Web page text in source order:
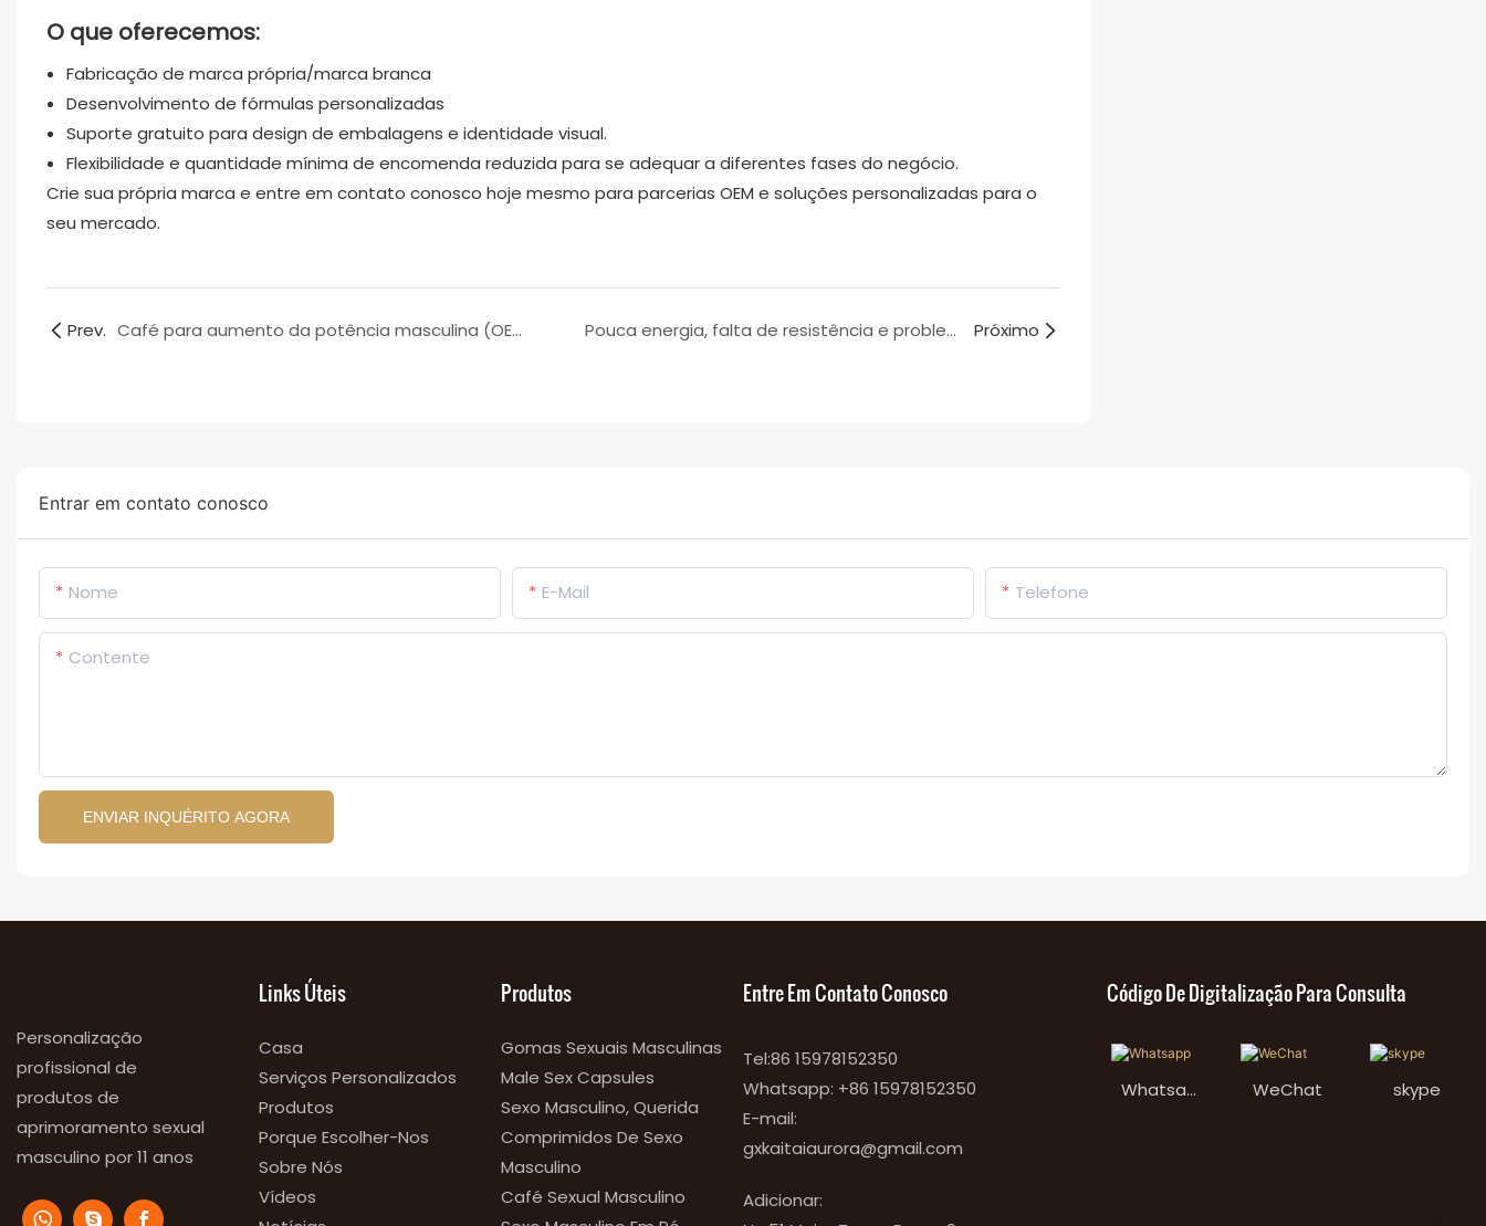
O que oferecemos:
Fabricação de marca própria/marca branca
Desenvolvimento de fórmulas personalizadas
Suporte gratuito para design de embalagens e identidade visual.
Flexibilidade e quantidade mínima de encomenda reduzida para se adequar a diferentes fases do negócio.
Crie sua própria marca e entre em contato conosco hoje mesmo para parcerias OEM e soluções personalizadas para o
seu mercado.
Prev. Café para aumento da potência masculina (OEM) | Café instantâneo de marca própria para energia e resistência Pouca energia, falta de resistência e problemas de desempenho? Experimente as cápsulas de ervas DF4i para um suporte natural ao desempenho sexual masculino. Próximo
Entrar em contato conosco
Nome E-Mail Telefone
Contente
ENVIAR INQUÉRITO AGORA
Personalização
profissional de
produtos de
aprimoramento sexual
masculino por 11 anos
Links Úteis
Casa
Serviços Personalizados
Produtos
Porque Escolher-Nos
Sobre Nós
Vídeos
Produtos
Gomas Sexuais Masculinas
Male Sex Capsules
Sexo Masculino, Querida
Comprimidos De Sexo
Masculino
Café Sexual Masculino
Entre Em Contato Conosco
Tel:86 15978152350
Whatsapp: +86 15978152350
E-mail:
gxkaitaiaurora@gmail.com
Adicionar:
Código De Digitalização Para Consulta
Whatsap
WeChat skype